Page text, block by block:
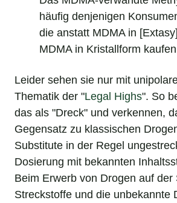
häufig denjenigen
die anstatt MDMA in
MDMA in Kristallform
Leider sehen sie nur mit
Thematik der "Legal Highs". So
das als "Dreck" und verkennen,
Gegensatz zu klassischen
Substitute in der Regel
Dosierung mit bekannten
Beim Erwerb von Drogen auf der
Streckstoffe und die unbekannte